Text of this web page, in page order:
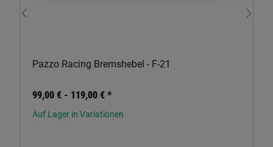
Pazzo Racing Bremshebel - F-21
99,00 € - 119,00 € *
Auf Lager in Variationen